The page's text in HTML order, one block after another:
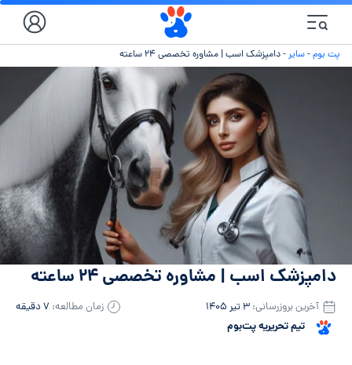
پت بوم-سایر-دامپزشک اسب | مشاوره تخصصی ۲۴ ساعته
دامپزشک اسب | مشاوره تخصصی ۲۴ ساعته
تیم تحریریه پت‌بوم
آخرین بروزرسانی: ۳ تیر ۱۴۰۵ زمان مطالعه: ۷ دقیقه